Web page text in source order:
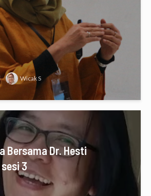
Wicak S
Bersama Dr. Hesti
3